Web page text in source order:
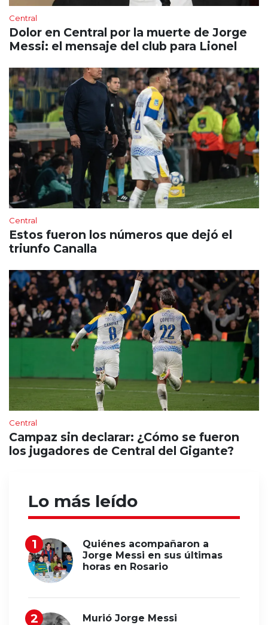
Central
Dolor en Central por la muerte de Jorge
Messi: el mensaje del club para Lionel
Central
Estos fueron los números que dejó el
triunfo Canalla
Central
Campaz sin declarar: ¿Cómo se fueron
los jugadores de Central del Gigante?
Lo más leído
Quiénes acompañaron a
Jorge Messi en sus últimas
horas en Rosario
Murió Jorge Messi